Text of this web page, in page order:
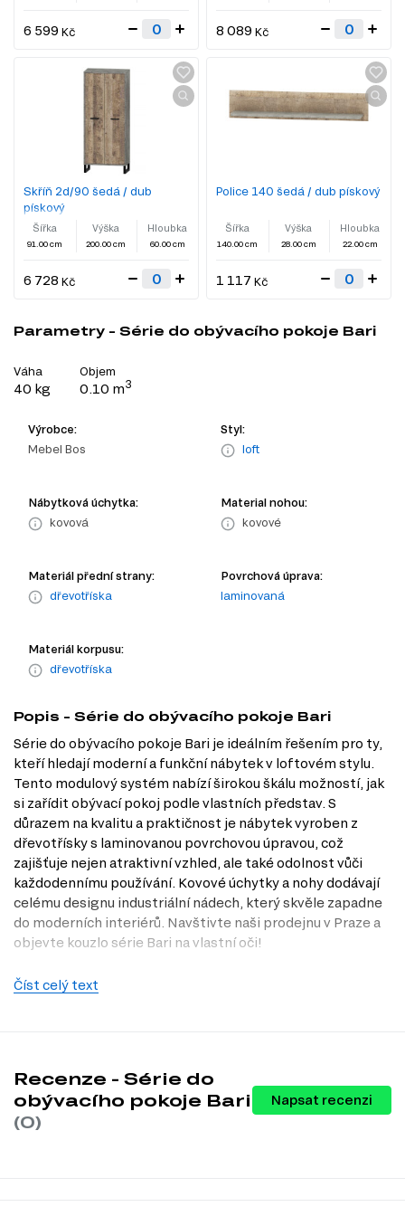
6 599 Kč 8 089 Kč
Skříň 2d/90 šedá / dub
pískový
Šířka
91.00 cm
Výška
200.00 cm
Hloubka
60.00 cm
6 728 Kč
Police 140 šedá / dub pískový
Šířka
140.00 cm
Výška
28.00 cm
Hloubka
22.00 cm
1 117 Kč
Parametry - Série do obývacího pokoje Bari
Váha
40 kg
Objem
0.10 m3
Výrobce:
Mebel Bos
Styl:
loft
Nábytková úchytka:
kovová
Material nohou:
kovové
Materiál přední strany:
dřevotříska
Povrchová úprava:
laminovaná
Materiál korpusu:
dřevotříska
Popis - Série do obývacího pokoje Bari
Série do obývacího pokoje Bari je ideálním řešením pro ty,
kteří hledají moderní a funkční nábytek v loftovém stylu.
Tento modulový systém nabízí širokou škálu možností, jak
si zařídit obývací pokoj podle vlastních představ. S
důrazem na kvalitu a praktičnost je nábytek vyroben z
dřevotřísky s laminovanou povrchovou úpravou, což
zajišťuje nejen atraktivní vzhled, ale také odolnost vůči
každodennímu používání. Kovové úchytky a nohy dodávají
celému designu industriální nádech, který skvěle zapadne
do moderních interiérů. Navštivte naši prodejnu v Praze a
objevte kouzlo série Bari na vlastní oči!
Charakteristiky, vlastnosti a výhody
Kovové nohy.
Stabilní a pevná konstrukce zaručuje dlouhou
životnost a podporuje celkovou robustnost nábytku.
Dřevotříska s laminovanou povrchovou úpravou.Tento materiál
je nejen esteticky příjemný, ale také snadno udržovatelný a odolný
Číst celý text
Recenze - Série do
obývacího pokoje Bari
(0)
Napsat recenzi